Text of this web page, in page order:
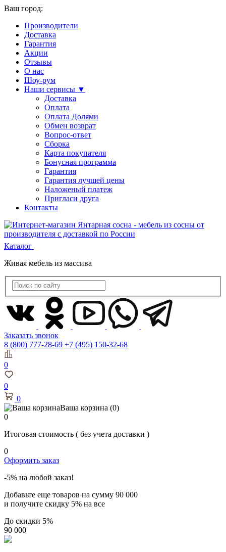
Ваш город:
Производители
Доставка
Гарантия
Акции
Отзывы
О нас
Шоу-рум
Наши сервисы ▼
Доставка
Оплата
Оплата Долями
Обмен возврат
Вопрос-ответ
Сборка
Карта покупателя
Бонусная программа
Гарантия
Гарантия лучшей цены
Наложеный платеж
Пригласи друга
Контакты
Каталог
Живая мебель из массива
Заказать звонок
8 (800) 777-28-69 +7 (495) 150-32-68
0
0
0
Ваша корзина (0)
0
Итоговая стоимость ( без учета доставки )
0
Оформить заказ
-5% на любой заказ!
Добавьте еще товаров на сумму 90 000
и получите скидку 5% на все
До скидки 5%
90 000